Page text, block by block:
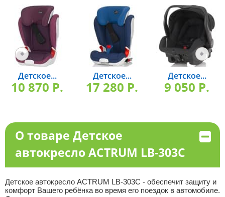
Детское...
10 870 P.
Детское...
17 280 P.
Детское...
9 050 P.
О товаре Детское
автокресло ACTRUM LB-303C
Детское автокресло ACTRUM LB-303C - обеспечит защиту и
комфорт Вашего ребёнка во время его поездок в автомобиле.